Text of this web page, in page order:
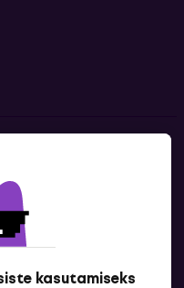
kasutamiseks